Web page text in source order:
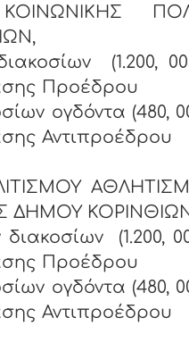
(1.200,
Προέδρου
ογδόντα (480,
Αντιπροέδρου
ΔΗΜΟΥ
διακοσίων (1.200,
Προέδρου
ογδόντα (480,
Αντιπροέδρου